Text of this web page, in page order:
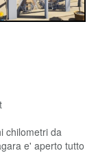
chilometri da
e' aperto tutto